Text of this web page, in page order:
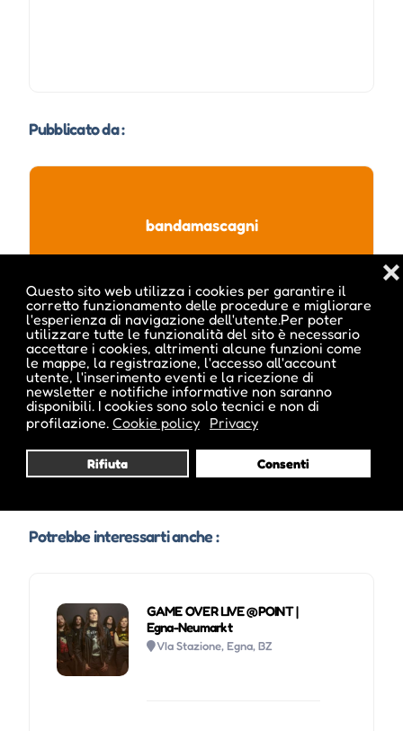
Questo sito web utilizza i cookies per garantire il
corretto funzionamento delle procedure e migliorare
l'esperienza di navigazione dell'utente.Per poter
utilizzare tutte le funzionalità del sito è necessario
accettare i cookies, altrimenti alcune funzioni come
le mappe, la registrazione, l'accesso all'account
utente, l'inserimento eventi e la ricezione di
newsletter e notifiche informative non saranno
disponibili. I cookies sono solo tecnici e non di
profilazione. Cookie policy Privacy
Rifiuta Consenti
❌
Pubblicato da :
bandamascagni
Visita profilo
Potrebbe interessarti anche :
GAME OVER LIVE @POINT |
Egna-Neumarkt
VIa Stazione, Egna, BZ